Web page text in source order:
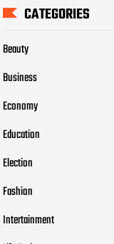
CATEGORIES
Beauty
Business
Economy
Education
Election
Fashion
Intertainment